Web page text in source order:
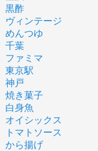
黒酢
ヴィンテージ
めんつゆ
千葉
ファミマ
東京駅
神戸
焼き菓子
白身魚
オイシックス
トマトソース
から揚げ